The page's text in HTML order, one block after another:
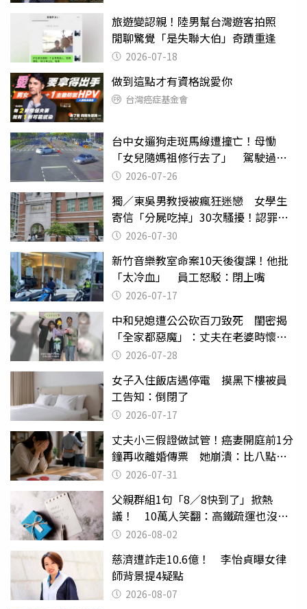
旅遊變認親！陸男幫台灣遊客拍照
閒聊驚覺「是失聯大伯」奇蹟重逢
2026-07-18
做到這點才有資格說愛你
台灣癌症基金會
台中女遛狗走斑馬線遭撞亡！母慟
「女兒隨媽祖修行去了」 駕駛過失
致死判9月
2026-07-26
獨／東吳男教授被瘋狂迷戀 女學生
寄信「分屍吃掉」30次騷擾！認罪免
關 2026-07-30
新竹音樂教室命案10天後復課！他批
「太冷血」 員工怒駁：閉上嘴
2026-07-17
中和兒媳遭公公砍百刀致死 閨密揭
「全家都惡魔」：丈夫在老婆時懷孕
摔東西
2026-07-28
女子入住飯店遇停電 摸黑下樓被員
工告知：倒閉了
2026-07-17
丈夫小三假證做試管！癌妻開庭前1分
鐘再收離婚傳票 她崩潰：比八點檔
還扯2026-07-31
父親群組1句「8／8快到了」掀熱
議！ 10萬人笑翻：高鐵疏運也沒列
父親節
2026-08-02
慈濟遭詐走10.6億！ 李怡貞曝女律
師背景提4疑點
2026-08-07